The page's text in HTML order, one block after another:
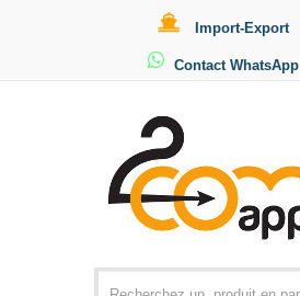
Import-Export
Contact WhatsApp